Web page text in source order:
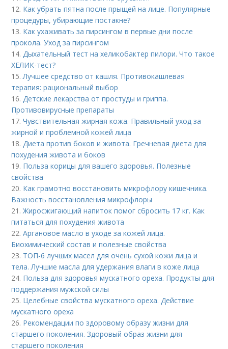
12. Как убрать пятна после прыщей на лице. Популярные
процедуры, убирающие постакне?
13. Как ухаживать за пирсингом в первые дни после
прокола. Уход за пирсингом
14. Дыхательный тест на хеликобактер пилори. Что такое
ХЕЛИК-тест?
15. Лучшее средство от кашля. Противокашлевая
терапия: рациональный выбор
16. Детские лекарства от простуды и гриппа.
Противовирусные препараты
17.Чувствительная жирная кожа. Правильный уход за
жирной и проблемной кожей лица
18. Диета против боков и живота. Гречневая диета для
похудения живота и боков
19. Польза корицы для вашего здоровья. Полезные
свойства
20. Как грамотно восстановить микрофлору кишечника.
Важность восстановления микрофлоры
21.Жиросжигающий напиток помог сбросить 17 кг. Как
питаться для похудения живота
22.Аргановое масло в уходе за кожей лица.
Биохимический состав и полезные свойства
23. ТОП-6 лучших масел для очень сухой кожи лица и
тела. Лучшие масла для удержания влаги в коже лица
24. Польза для здоровья мускатного ореха. Продукты для
поддержания мужской силы
25. Целебные свойства мускатного ореха. Действие
мускатного ореха
26. Рекомендации по здоровому образу жизни для
старшего поколения. Здоровый образ жизни для
старшего поколения